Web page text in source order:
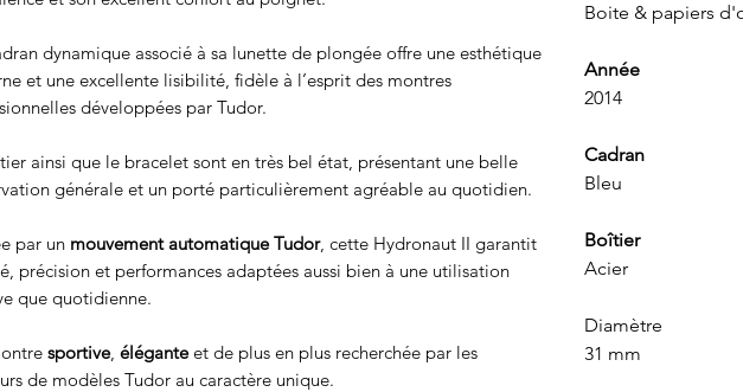
dynamique associé à sa lunette de plongée offre une esthétique
et une excellente lisibilité, fidèle à l’esprit des montres
développées par Tudor.
ainsi que le bracelet sont en très bel état, présentant une belle
générale et un porté particulièrement agréable au quotidien.
par un mouvement automatique Tudor, cette Hydronaut II garantit
précision et performances adaptées aussi bien à une utilisation
que quotidienne.
sportive, éléganteet de plus en plus recherchée par les
de modèles Tudor au caractère unique.
Boite & papiers
Année
2014
Cadran
Bleu
Boîtier
Acier
Diamètre
31 mm